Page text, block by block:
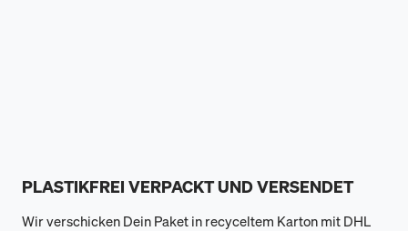
PLASTIKFREI VERPACKT UND VERSENDET
Wir verschicken Dein Paket in recyceltem Karton mit DHL